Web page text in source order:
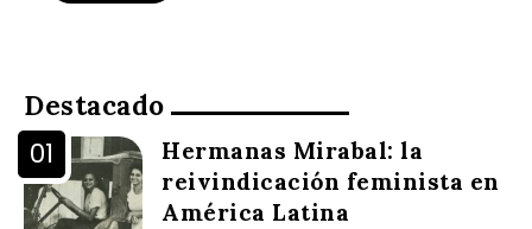
Destacado
Hermanas Mirabal: la
reivindicación feminista en
América Latina